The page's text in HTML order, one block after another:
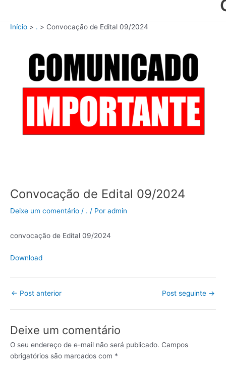
Início . Convocação de Edital 09/2024
Convocação de Edital 09/2024
Deixe um comentário / . / Por admin
convocação de Edital 09/2024
Download
← Post anterior Post seguinte →
Deixe um comentário
O seu endereço de e-mail não será publicado. Campos
obrigatórios são marcados com *